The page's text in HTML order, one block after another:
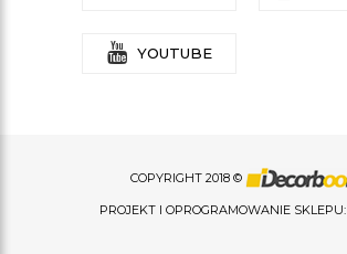
YOUTUBE
COPYRIGHT 2018 ©
PROJEKT I OPROGRAMOWANIE SKLEPU: